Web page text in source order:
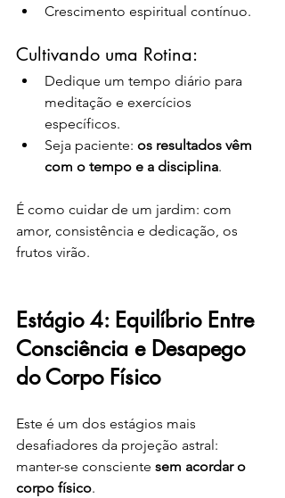
Crescimento espiritual contínuo.
Cultivando uma Rotina:
Dedique um tempo diário para
meditação e exercícios
específicos.
Seja paciente: os resultados vêm
com o tempo e a disciplina.
É como cuidar de um jardim: com
amor, consistência e dedicação, os
frutos virão.
Estágio 4: Equilíbrio Entre
Consciência e Desapego
do Corpo Físico
Este é um dos estágios mais
desafiadores da projeção astral:
manter-se consciente sem acordar o
corpo físico.